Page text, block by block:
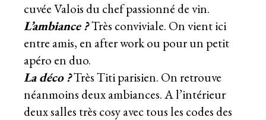
cuvée Valois du chef passionné de vin.
L’ambiance ?Très conviviale. On vient ici
entre amis, en after work ou pour un petit
apéro en duo.
La déco ?Très Titi parisien. On retrouve
néanmoins deux ambiances. A l’intérieur
deux salles très cosy avec tous les codes des